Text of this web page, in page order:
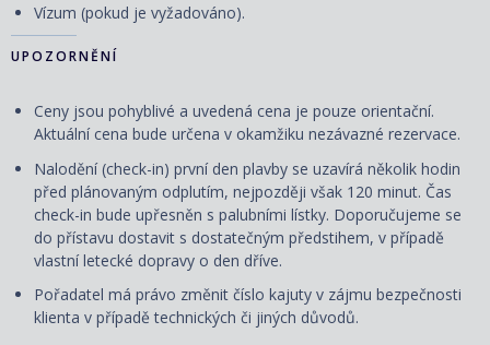
Vízum (pokud je vyžadováno).
UPOZORNĚNÍ
Ceny jsou pohyblivé a uvedená cena je pouze orientační.
Aktuální cena bude určena v okamžiku nezávazné rezervace.
Nalodění (check-in) první den plavby se uzavírá několik hodin
před plánovaným odplutím, nejpozději však 120 minut. Čas
check-in bude upřesněn s palubními lístky. Doporučujeme se
do přístavu dostavit s dostatečným předstihem, v případě
vlastní letecké dopravy o den dříve.
Pořadatel má právo změnit číslo kajuty v zájmu bezpečnosti
klienta v případě technických či jiných důvodů.